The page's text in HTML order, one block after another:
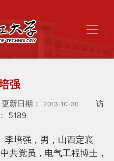
强
更新日期： 2013-10-30
访
5189
强，男，山西定襄
共党员，电气工程博士，